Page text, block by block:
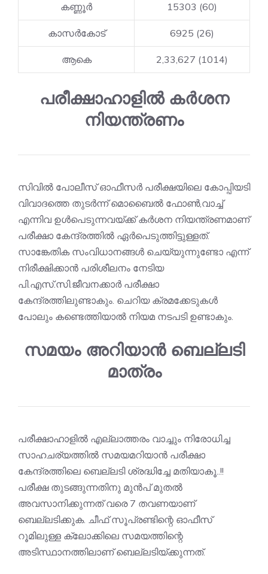
കണ്ണൂർ 15303 (60)
കാസർകോട് 6925 (26)
ആകെ 2,33,627 (1014)
പരീക്ഷാഹാളിൽ കർശന
നിയന്ത്രണം
സിവിൽ പോലീസ് ഓഫീസർ പരീക്ഷയിലെ കോപ്പിയടി
വിവാദത്തെ തുടർന്ന് മൊബൈൽ ഫോൺ,വാച്ച്
എന്നിവ ഉൾപെടുന്നവയ്ക്ക് കർശന നിയന്ത്രണമാണ്
പരീക്ഷാ കേന്ദ്രത്തിൽ ഏർപെടുത്തിട്ടുള്ളത്.
സാങ്കേതിക സംവിധാനങ്ങൾ ചെയ്യുന്നുണ്ടോ എന്ന്
നിരീക്ഷിക്കാൻ പരിശീലനം നേടിയ
പി.എസ്.സി.ജീവനക്കാർ പരീക്ഷാ
കേന്ദ്രത്തിലുണ്ടാകും. ചെറിയ ക്രമക്കേടുകൾ
പോലും കണ്ടെത്തിയാൽ നിയമ നടപടി ഉണ്ടാകും.
സമയം അറിയാൻ ബെല്ലടി
മാത്രം
പരീക്ഷാഹാളിൽ എല്ലാത്തരം വാച്ചും നിരോധിച്ച
സാഹചര്യത്തിൽ സമയമറിയാൻ പരീക്ഷാ
കേന്ദ്രത്തിലെ ബെല്ലടി ശ്രദ്ധിച്ചേ മതിയാകൂ..!!
പരീക്ഷ തുടങ്ങുന്നതിനു മുൻപ് മുതൽ
അവസാനിക്കുന്നത് വരെ 7 തവണയാണ്
ബെല്ലടിക്കുക. ചീഫ് സൂപ്രണ്ടിന്റെ ഓഫീസ്
റൂമിലുള്ള ക്ലോക്കിലെ സമയത്തിന്റെ
അടിസ്ഥാനത്തിലാണ് ബെല്ലടിയ്ക്കുന്നത്.